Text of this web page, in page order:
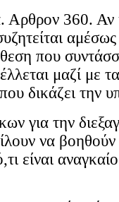
Αρθρον 360. Αν
αμέσως
που
μαζί με
δικάζει την
για την
να βοηθούν
είναι